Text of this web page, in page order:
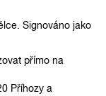
Signováno jako
přímo na
Příhozy a